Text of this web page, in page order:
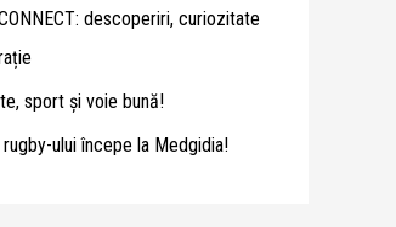
descoperiri, curiozitate
sport și voie bună!
ului începe la Medgidia!